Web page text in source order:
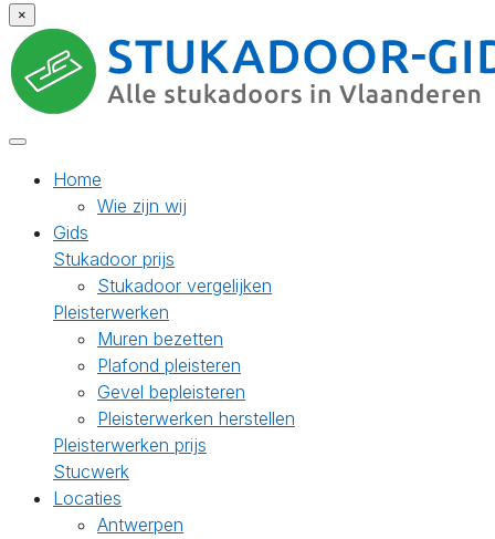
×
Home
Wie zijn wij
Gids
Stukadoor prijs
Stukadoor vergelijken
Pleisterwerken
Muren bezetten
Plafond pleisteren
Gevel bepleisteren
Pleisterwerken herstellen
Pleisterwerken prijs
Stucwerk
Locaties
Antwerpen